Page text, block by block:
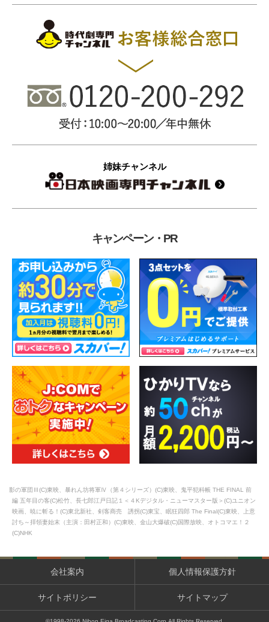
姉妹チャンネル
キャンペーン・PR
影の軍団Ⅲ(C)東映、暴れん坊将軍Ⅳ（第４シリーズ）(C)東映、鬼平犯科帳 THE FINAL 前
編 五年目の客(C)松竹、長七郎江戸日記１＜４Kデジタル・ニューマスター版＞(C)ユニオン
映画、暁に斬る！(C)東北新社、剣客商売 誘拐(C)東宝、眠狂四郎 The Final(C)東映、上意
討ち～拝領妻始末（主演：田村正和）(C)東映、金山大爆破(C)国際放映、オトコマエ！２
(C)NHK
会社案内 個人情報保護方針
サイトポリシー サイトマップ